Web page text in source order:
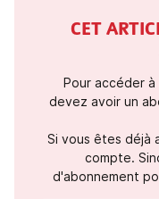
CET
Pour accéder
devez avoir un
Si vous êtes déjà
compte.
d'abonnement